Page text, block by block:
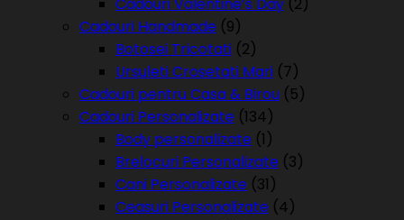
Cadouri Handmade (9)
Botosei Tricotati (2)
Ursuleti Crosetati Mari (7)
Cadouri pentru Casa & Birou (5)
Cadouri Personalizate (134)
Body personalizate (1)
Brelocuri Personalizate (3)
Cani Personalizate (31)
Ceasuri Personalizate (4)